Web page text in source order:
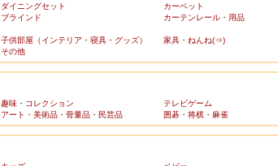
ダイニングセット カーペット
ブラインド カーテンレール・用品
子供部屋（インテリア・寝具・グッズ） 家具・ねんね(⇒)
その他
趣味・コレクション テレビゲーム
アート・美術品・骨董品・民芸品 囲碁・将棋・麻雀